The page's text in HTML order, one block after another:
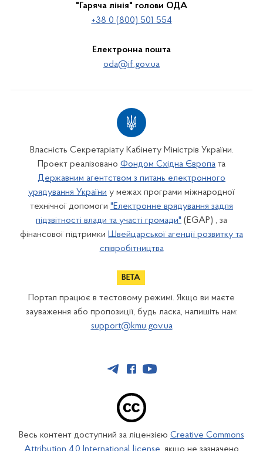
"Гаряча лінія" голови ОДА
+38 0 (800) 501 554
Електронна пошта
oda@if.gov.ua
Власність Секретаріату Кабінету Міністрів України.
Проект реалізовано Фондом Східна Європа та
Державним агентством з питань електронного
урядування України у межах програми міжнародної
технічної допомоги "Електронне врядування задля
підзвітності влади та участі громади" (EGAP) , за
фінансової підтримки Швейцарської агенції розвитку та
співробітництва
Портал працює в тестовому режимі. Якщо ви маєте
зауваження або пропозиції, будь ласка, напишіть нам:
support@kmu.gov.ua
Весь контент доступний за ліцензією Creative Commons